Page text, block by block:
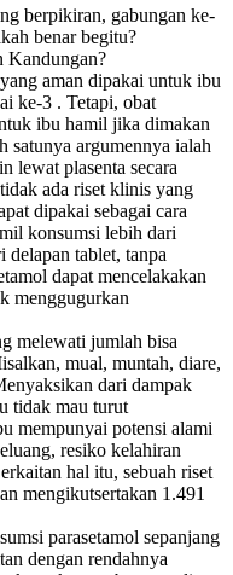
berpikiran, gabungan ke-
benar begitu?
Kandungan?
aman dipakai untuk ibu
ke-3 . Tetapi, obat
ibu hamil jika dimakan
satunya argumennya ialah
lewat plasenta secara
ada riset klinis yang
dipakai sebagai cara
konsumsi lebih dari
delapan tablet, tanpa
dapat mencelakakan
menggugurkan
melewati jumlah bisa
mual, muntah, diare,
dari dampak
tidak mau turut
mempunyai potensi alami
resiko kelahiran
hal itu, sebuah riset
mengikutsertakan 1.491
parasetamol sepanjang
dengan rendahnya